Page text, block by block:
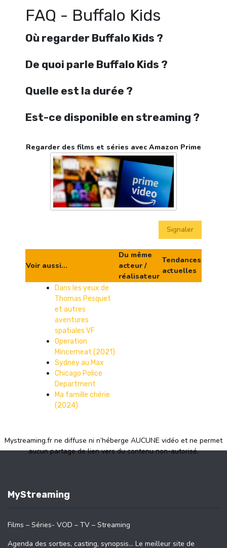
FAQ - Buffalo Kids
Où regarder Buffalo Kids ?
De quoi parle Buffalo Kids ?
Quelle est la durée ?
Est-ce disponible en streaming ?
Regarder des films et séries avec Amazon Prime
Signaler
Voir aussi...
Du même
acteur /
réalisateur
Tendances
actuelles
Dans les yeux de
Thomas Pesquet
et autres
aventures
spatiales VF
Operation
Mincemeat (2021)
Sydney au Max
Chicago Police
Department
Ma famille chérie
(2024)
Mystreaming.fr ne diffuse ni n’héberge AUCUNE vidéo et ne permet
aucun partage de lien vers du contenu non-autorisé.
MyStreaming
Films – Séries- VOD – TV – Streaming
Agenda des sorties, casting, synopsis… Le meilleur site de